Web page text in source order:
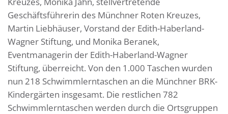
Geschäftsführerin des Münchner Roten Kreuzes,
Martin Liebhäuser, Vorstand der Edith-Haberland-
Wagner Stiftung, und Monika Beranek,
Eventmanagerin der Edith-Haberland-Wagner
Stiftung, überreicht. Von den 1.000 Taschen wurden
nun 218 Schwimmlerntaschen an die Münchner BRK-
Kindergärten insgesamt. Die restlichen 782
Schwimmlerntaschen werden durch die Ortsgruppen